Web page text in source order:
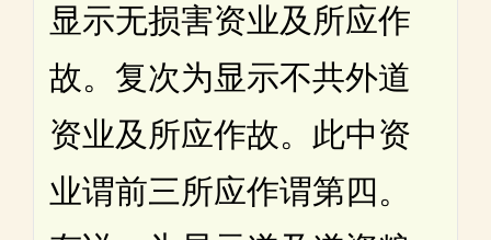
显示无损害资业及所应作
故。复次为显示不共外道
资业及所应作故。此中资
业谓前三所应作谓第四。